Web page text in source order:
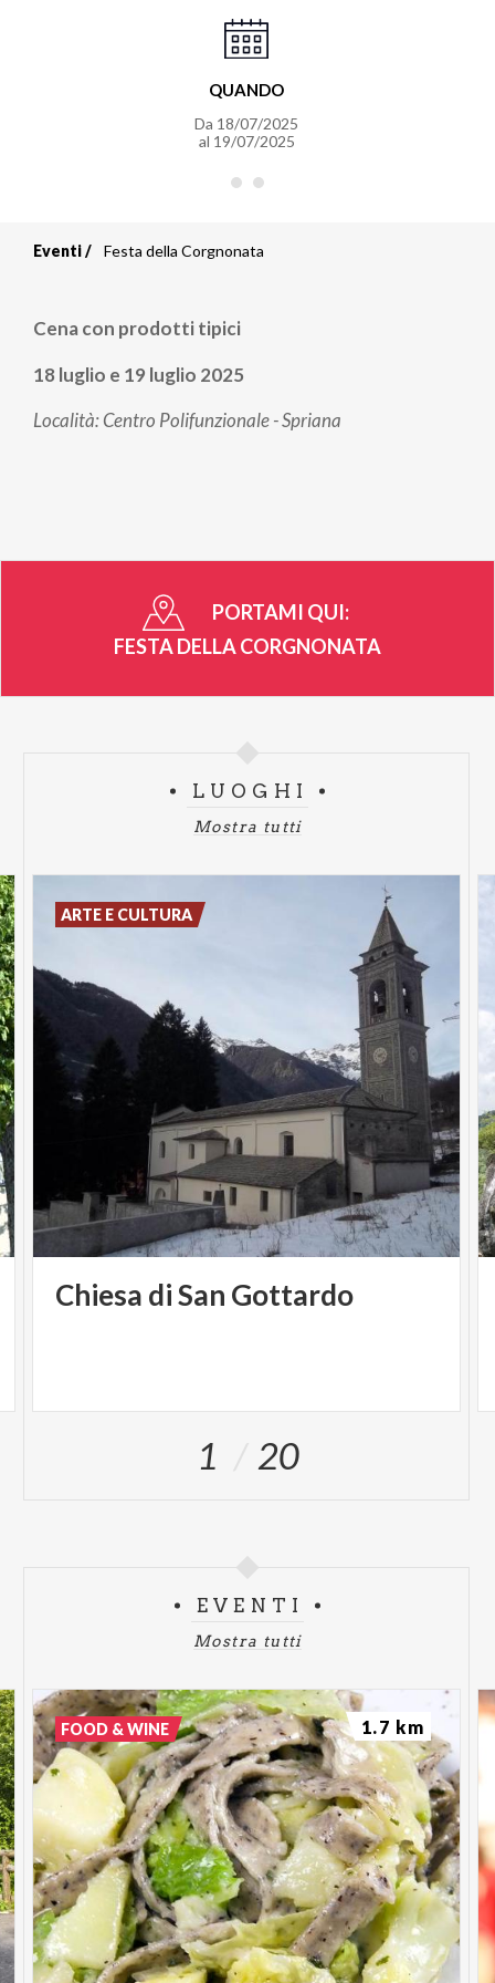
QUANDO
Da 18/07/2025
al 19/07/2025
di
pane
Eventi Festa della Corgnonata
Cena con prodotti tipici
18 luglio e 19 luglio 2025
Località: Centro Polifunzionale - Spriana
PORTAMI QUI:
FESTA DELLA CORGNONATA
LUOGHI
Mostra tutti
Chiesa diSan Gottardo
ARTE E CULTURA
1 20
EVENTI
Mostra tutti
FOOD & WINE 1.7 km